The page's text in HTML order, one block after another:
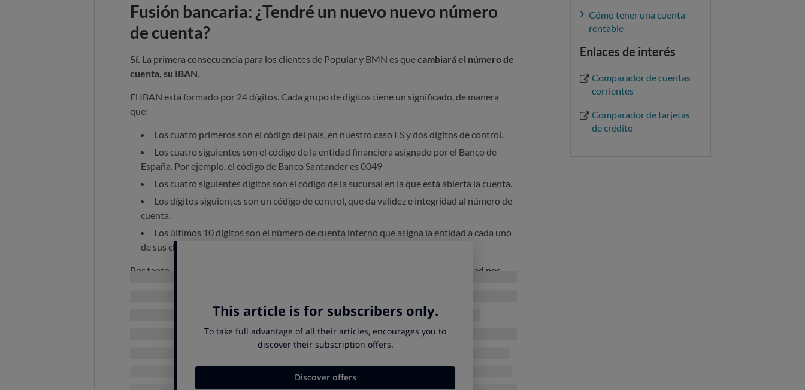
Fusión bancaria: ¿Tendré un nuevo nuevo número
de cuenta?
Sí. La primera consecuencia para los clientes de Popular y BMN es quecambiará el número de
cuenta, su IBAN
El IBAN está formado por 24 dígitos. Cada grupo de dígitos tiene un significado, de manera
que:
Los cuatro primeros son el código del país, en nuestro caso ES y dos dígitos de control.
Los cuatro siguientes son el código de la entidad financiera asignado por el Banco de
España. Por ejemplo, el código de Banco Santander es 0049
Los cuatro siguientes dígitos son el código de la sucursal en la que está abierta la cuenta.
Los dígitos siguientes son un código de control, que da validez e integridad al número de
cuenta.
Los últimos 10 dígitos son el número de cuenta interno que asigna la entidad a cada uno
de sus clientes.
Por tanto,
la absorción por una nueva entidad implica necesariamente que la entidad nos
¿Tengo que cambiar las domiciliaciones?
En principio el cambio de número de cuenta no debería suponer ningún problema para el
la entidad se encargaráde asociar de manera automática el antiguo y nuevo nuevo
numeración se trasladará sin más a la nueva cuenta.
Cómo tener una cuenta
rentable
Enlaces de interés
Comparador de cuentas
corrientes
Comparador de tarjetas
de crédito